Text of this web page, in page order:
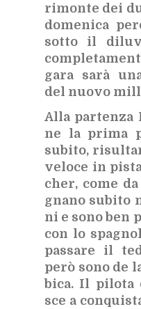
ri­mon­te dei
do­me­ni­ca
sot­to il
gara sarà
del nuo­vo
Alla par­ten­za
ne la pri­ma
su­bi­to,
ve­lo­ce in
cher, come
gna­no su­bi­to
ni e sono ben
con lo
pas­sa­re il
però sono de
bi­ca. Il pi­lo­ta
sce a